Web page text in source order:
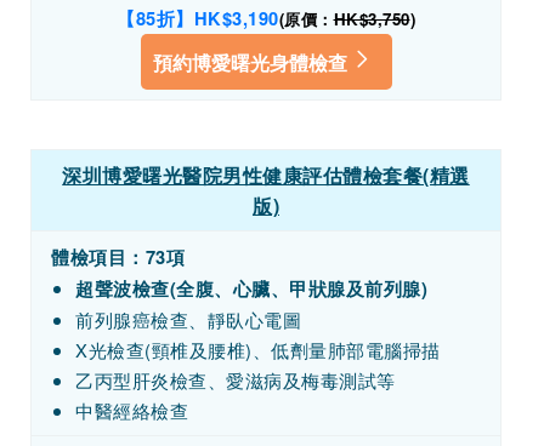
【85折】HK$3,190(原價：HK$3,750)
預約博愛曙光身體檢查
深圳博愛曙光醫院男性健康評估體檢套餐(精選
版)
體檢項目：73項
超聲波檢查(全腹、心臟、甲狀腺及前列腺)
前列腺癌檢查、靜臥心電圖
X光檢查(頸椎及腰椎)、低劑量肺部電腦掃描
乙丙型肝炎檢查、愛滋病及梅毒測試等
中醫經絡檢查